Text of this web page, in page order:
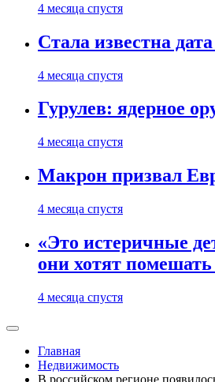
4 месяца спустя
Стала известна
4 месяца спустя
Гурулев: ядерное
4 месяца спустя
Макрон призвал
4 месяца спустя
«Это истеричные
они хотят
4 месяца спустя
Главная
Недвижимость
В российском регионе